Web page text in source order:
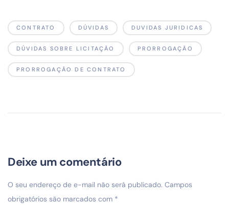
CONTRATO DÚVIDAS DUVIDAS JURIDICAS
DÚVIDAS SOBRE LICITAÇÃO PRORROGAÇÃO
PRORROGAÇÃO DE CONTRATO
Deixe um comentário
O seu endereço de e-mail não será publicado. Campos
obrigatórios são marcados com *